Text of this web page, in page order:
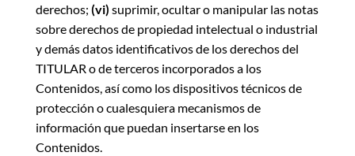
derechos; (vi) suprimir, ocultar o manipular las notas
sobre derechos de propiedad intelectual o industrial
y demás datos identificativos de los derechos del
TITULAR o de terceros incorporados a los
Contenidos, así como los dispositivos técnicos de
protección o cualesquiera mecanismos de
información que puedan insertarse en los
Contenidos.